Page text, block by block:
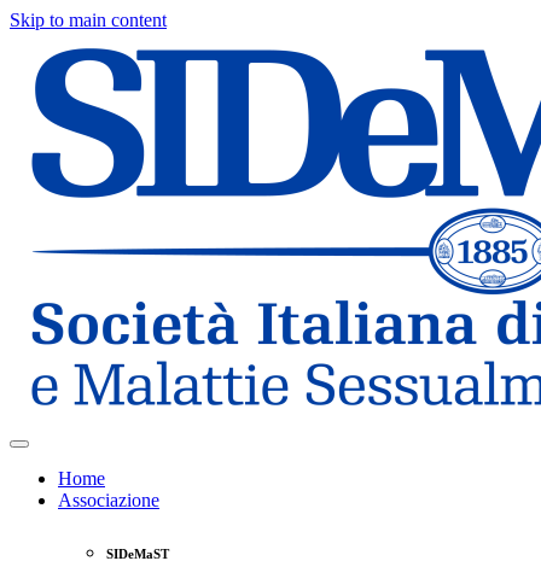
Skip to main content
Home
Associazione
SIDeMaST